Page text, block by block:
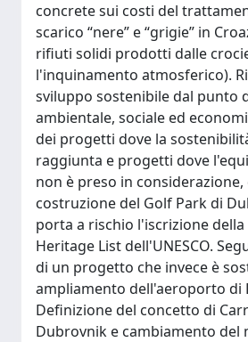
concrete sui costi del
scarico “nere” e “grigie” in
rifiuti solidi prodotti dalle
l'inquinamento atmosferico).
sviluppo sostenibile dal punto
ambientale, sociale ed
dei progetti dove la
raggiunta e progetti dove
non è preso in considerazione,
costruzione del Golf Park di
porta a rischio l'iscrizione
Heritage List dell'UNESCO.
di un progetto che invece è
ampliamento dell'aeroporto di
Definizione del concetto di
Dubrovnik e cambiamento del